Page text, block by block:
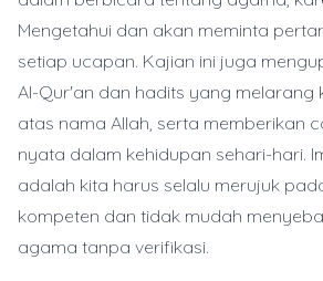
Mengetahui dan akan meminta
setiap ucapan. Kajian ini juga
Al-Qur'an dan hadits yang melarang
atas nama Allah, serta memberikan
nyata dalam kehidupan sehari-hari.
adalah kita harus selalu merujuk
kompeten dan tidak mudah
agama tanpa verifikasi.